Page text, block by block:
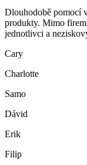
Dlouhodobě pomocí
produkty. Mimo
jednotlivci a
Cary
Charlotte
Samo
Dávid
Erik
Filip